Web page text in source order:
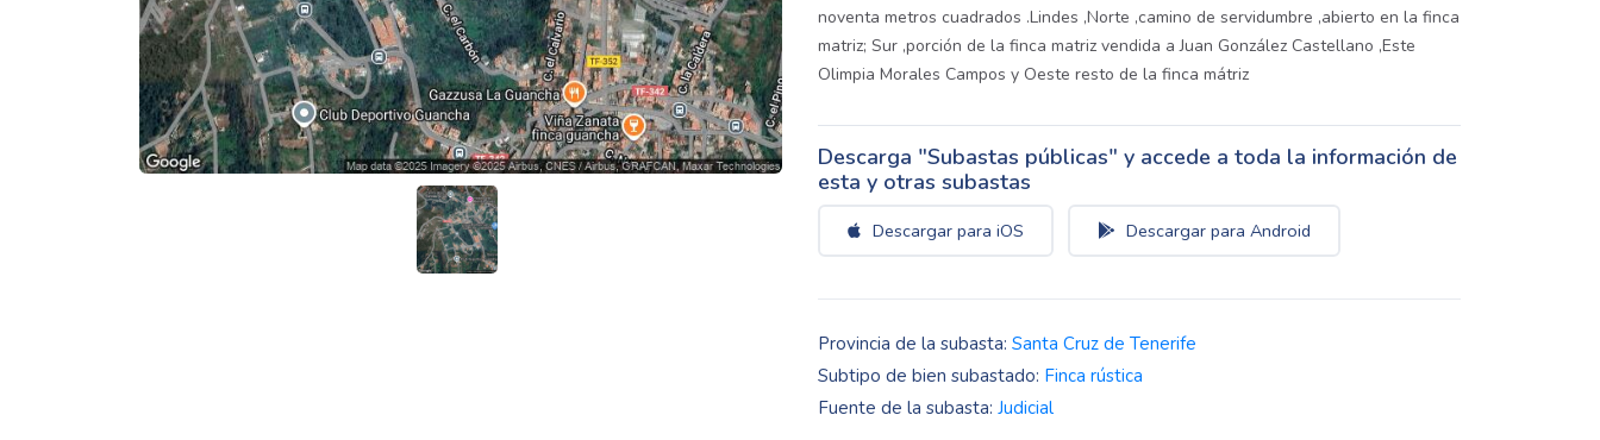
noventa metros cuadrados .Lindes ,Norte ,camino de servidumbre ,abierto en la finca
matriz; Sur ,porción de la finca matriz vendida a Juan González Castellano ,Este
Olimpia Morales Campos y Oeste resto de la finca mátriz
Descarga "Subastas públicas" y accede a toda la información de
esta y otras subastas
Descargar para iOS Descargar para Android
Provincia de la subasta: Santa Cruz de Tenerife
Subtipo de bien subastado: Finca rústica
Fuente de la subasta: Judicial